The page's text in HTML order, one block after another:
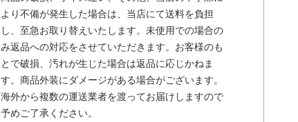
より不備が発生した場合は、当店にて送料を負担
し、至急お取り替えいたします。未使用での場合の
み返品への対応をさせていただきます。お客様のも
とで破損、汚れが生じた場合は返品に応じかねま
す。商品外装にダメージがある場合がございます。
海外から複数の運送業者を渡ってお届けしますので
予めご了承ください。